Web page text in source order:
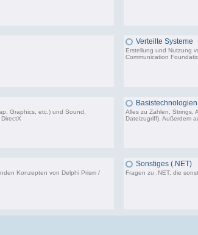
Verteilte Systeme
Erstellung und Nutzung
Communication
Graphics, etc.) und Sound,
Basistechnologien
Alles zu Zahlen, Strings,
Dateizugriff). Außerdem
Konzepten von Delphi Prism /
Sonstiges (.NET)
Fragen zu .NET, die